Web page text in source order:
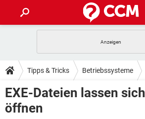
ANDROID IOS
WINDOWS 10
WHATSAPP
TIPPS & TRICKS
SPIELE
ANDROID IOS
DOWNLOADS
SPIELE
FORUM
Tipps & Tricks Betriebssysteme
EXE-Dateien lassen
öffnen